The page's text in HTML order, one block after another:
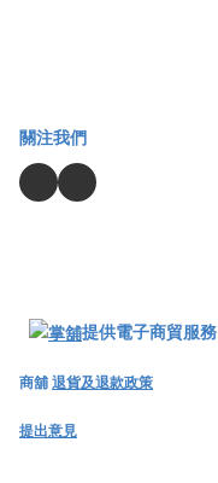
關注我們
提供電子商貿服務
商舖退貨及退款政策
提出意見